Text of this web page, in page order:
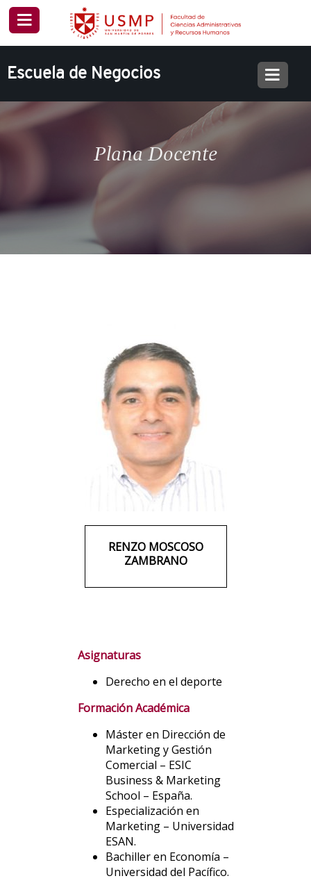
Escuela de Negocios
Plana Docente
RENZO MOSCOSO
ZAMBRANO
Asignaturas
Derecho en el deporte
Formación Académica
Máster en Dirección de
Marketing y Gestión
Comercial – ESIC
Business & Marketing
School – España.
Especialización en
Marketing – Universidad
ESAN.
Bachiller en Economía –
Universidad del Pacífico.